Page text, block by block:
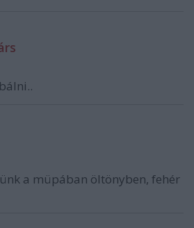
a müpában öltönyben, fehér